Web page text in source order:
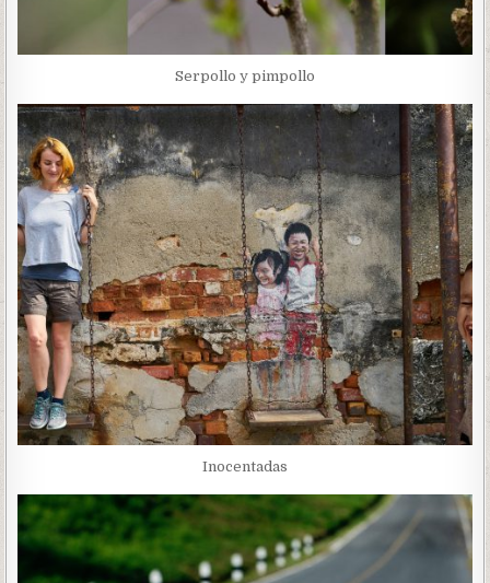
Serpollo y pimpollo
Inocentadas